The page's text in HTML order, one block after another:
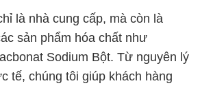
là nhà cung cấp, mà còn là
sản phẩm hóa chất như
Sodium Bột. Từ nguyên lý
tế, chúng tôi giúp khách hàng